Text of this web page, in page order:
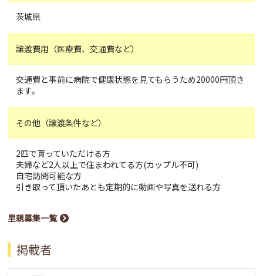
茨城県
譲渡費用（医療費、交通費など）
交通費と事前に病院で健康状態を見てもらうため20000円頂き
ます。
その他（譲渡条件など）
2匹で貰っていただける方
夫婦など2人以上で住まわれてる方(カップル不可)
自宅訪問可能な方
引き取って頂いたあとも定期的に動画や写真を送れる方
里親募集一覧
掲載者